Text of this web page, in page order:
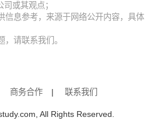
或其观点；
信息参考，来源于网络公开内容，具体
请联系我们。
商务合作 | 联系我们
All Rights Reserved.